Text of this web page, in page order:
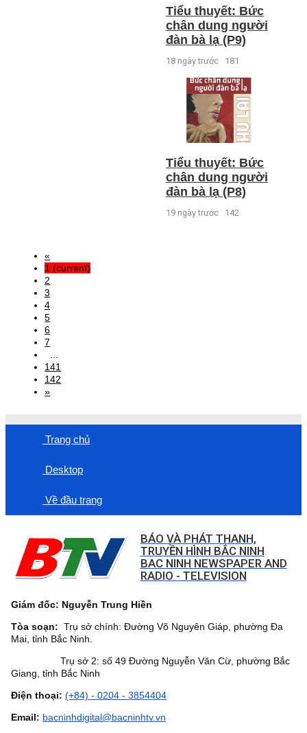
Tiểu thuyết: Bức
chân dung người
đàn bà lạ (P9)
18 ngày trước 181
Tiểu thuyết: Bức
chân dung người
đàn bà lạ (P8)
19 ngày trước 142
«
1 (current)
2
3
4
5
6
7
141
142
»
Trang chủ
Desktop
Về đầu trang
BÁO VÀ PHÁT THANH,
TRUYỀN HÌNH BẮC NINH
BAC NINH NEWSPAPER AND
RADIO - TELEVISION
Giám đốc: Nguyễn Trung Hiền
Tòa soạn: Trụ sở chính: Đường Võ Nguyên Giáp, phường Đa
Mai, tỉnh Bắc Ninh.
Trụ sở 2: số 49 Đường Nguyễn Văn Cừ, phường Bắc
Giang, tỉnh Bắc Ninh
Điện thoại: (+84) - 0204 - 3854404
Email: bacninhdigital@bacninhtv.vn